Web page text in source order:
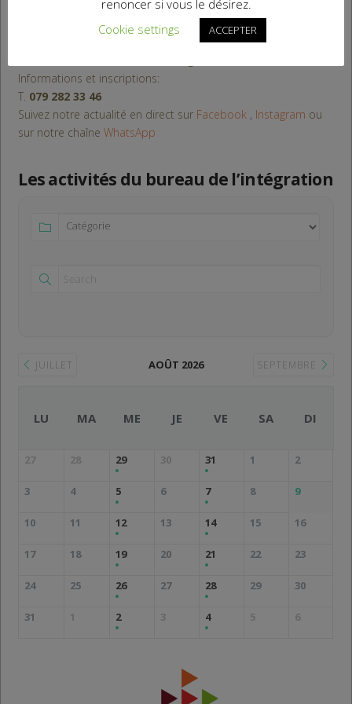
Informations et inscriptions:
T. 079 282 33 46
Suivez notre actualité en direct sur Facebook , Instagram ou
sur notre chaîneWhatsApp
Les activités du bureau de l’intégration
JUILLET AOÛT 2026 SEPTEMBRE
LU MA ME JE VE SA DI
27 28 29 30 31 1 2
3 4 5 6 7 8 9
10 11 12 13 14 15 16
17 18 19 20 21 22 23
24 25 26 27 28 29 30
31 1 2 3 4 5 6
renoncer si vous le désirez.
Cookie settings
ACCEPTER